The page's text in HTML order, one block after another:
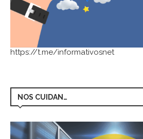
https://t.me/informativosnet
NOS CUIDAN…